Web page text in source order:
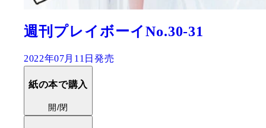
週刊プレイボーイNo.30-31
2022年07月11日発売
紙の本で購入
開/閉